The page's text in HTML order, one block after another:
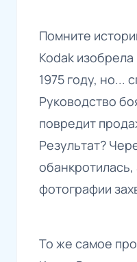
Помните
Kodak
1975 году, но...
Руководство
повредит
Результат?
фотографии
То же самое